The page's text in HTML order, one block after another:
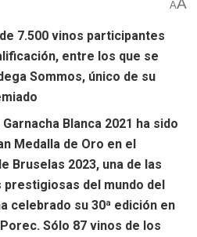
AA
7.500 vinos participantes
entre los que se
Sommos, único de su
Blanca 2021 ha sido
Medalla de Oro en el
Bruselas 2023, una de las
del mundo del
celebrado su 30ª edición en
Sólo 87 vinos de los